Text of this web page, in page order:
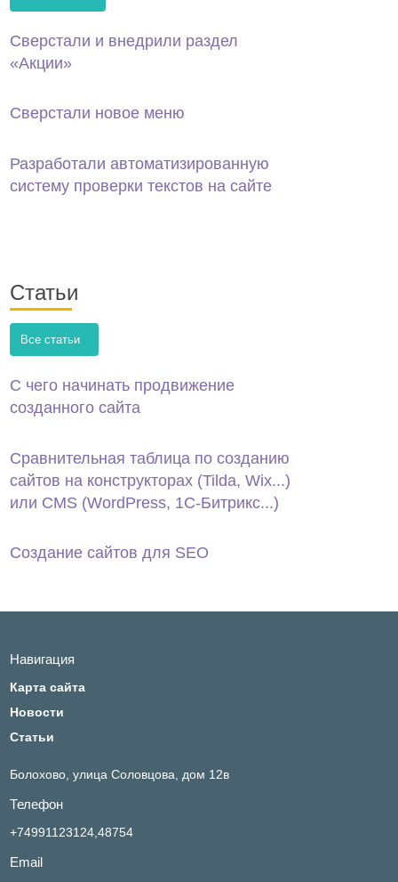
Сверстали и внедрили раздел
«Акции»
Сверстали новое меню
Разработали автоматизированную
систему проверки текстов на сайте
Статьи
Все статьи
С чего начинать продвижение
созданного сайта
Сравнительная таблица по созданию
сайтов на конструкторах (Tilda, Wix...)
или CMS (WordPress, 1С‑Битрикс...)
Создание сайтов для SEO
Навигация
Карта сайта
Новости
Статьи
Болохово, улица Соловцова, дом 12в
Телефон
+74991123124,48754
Email